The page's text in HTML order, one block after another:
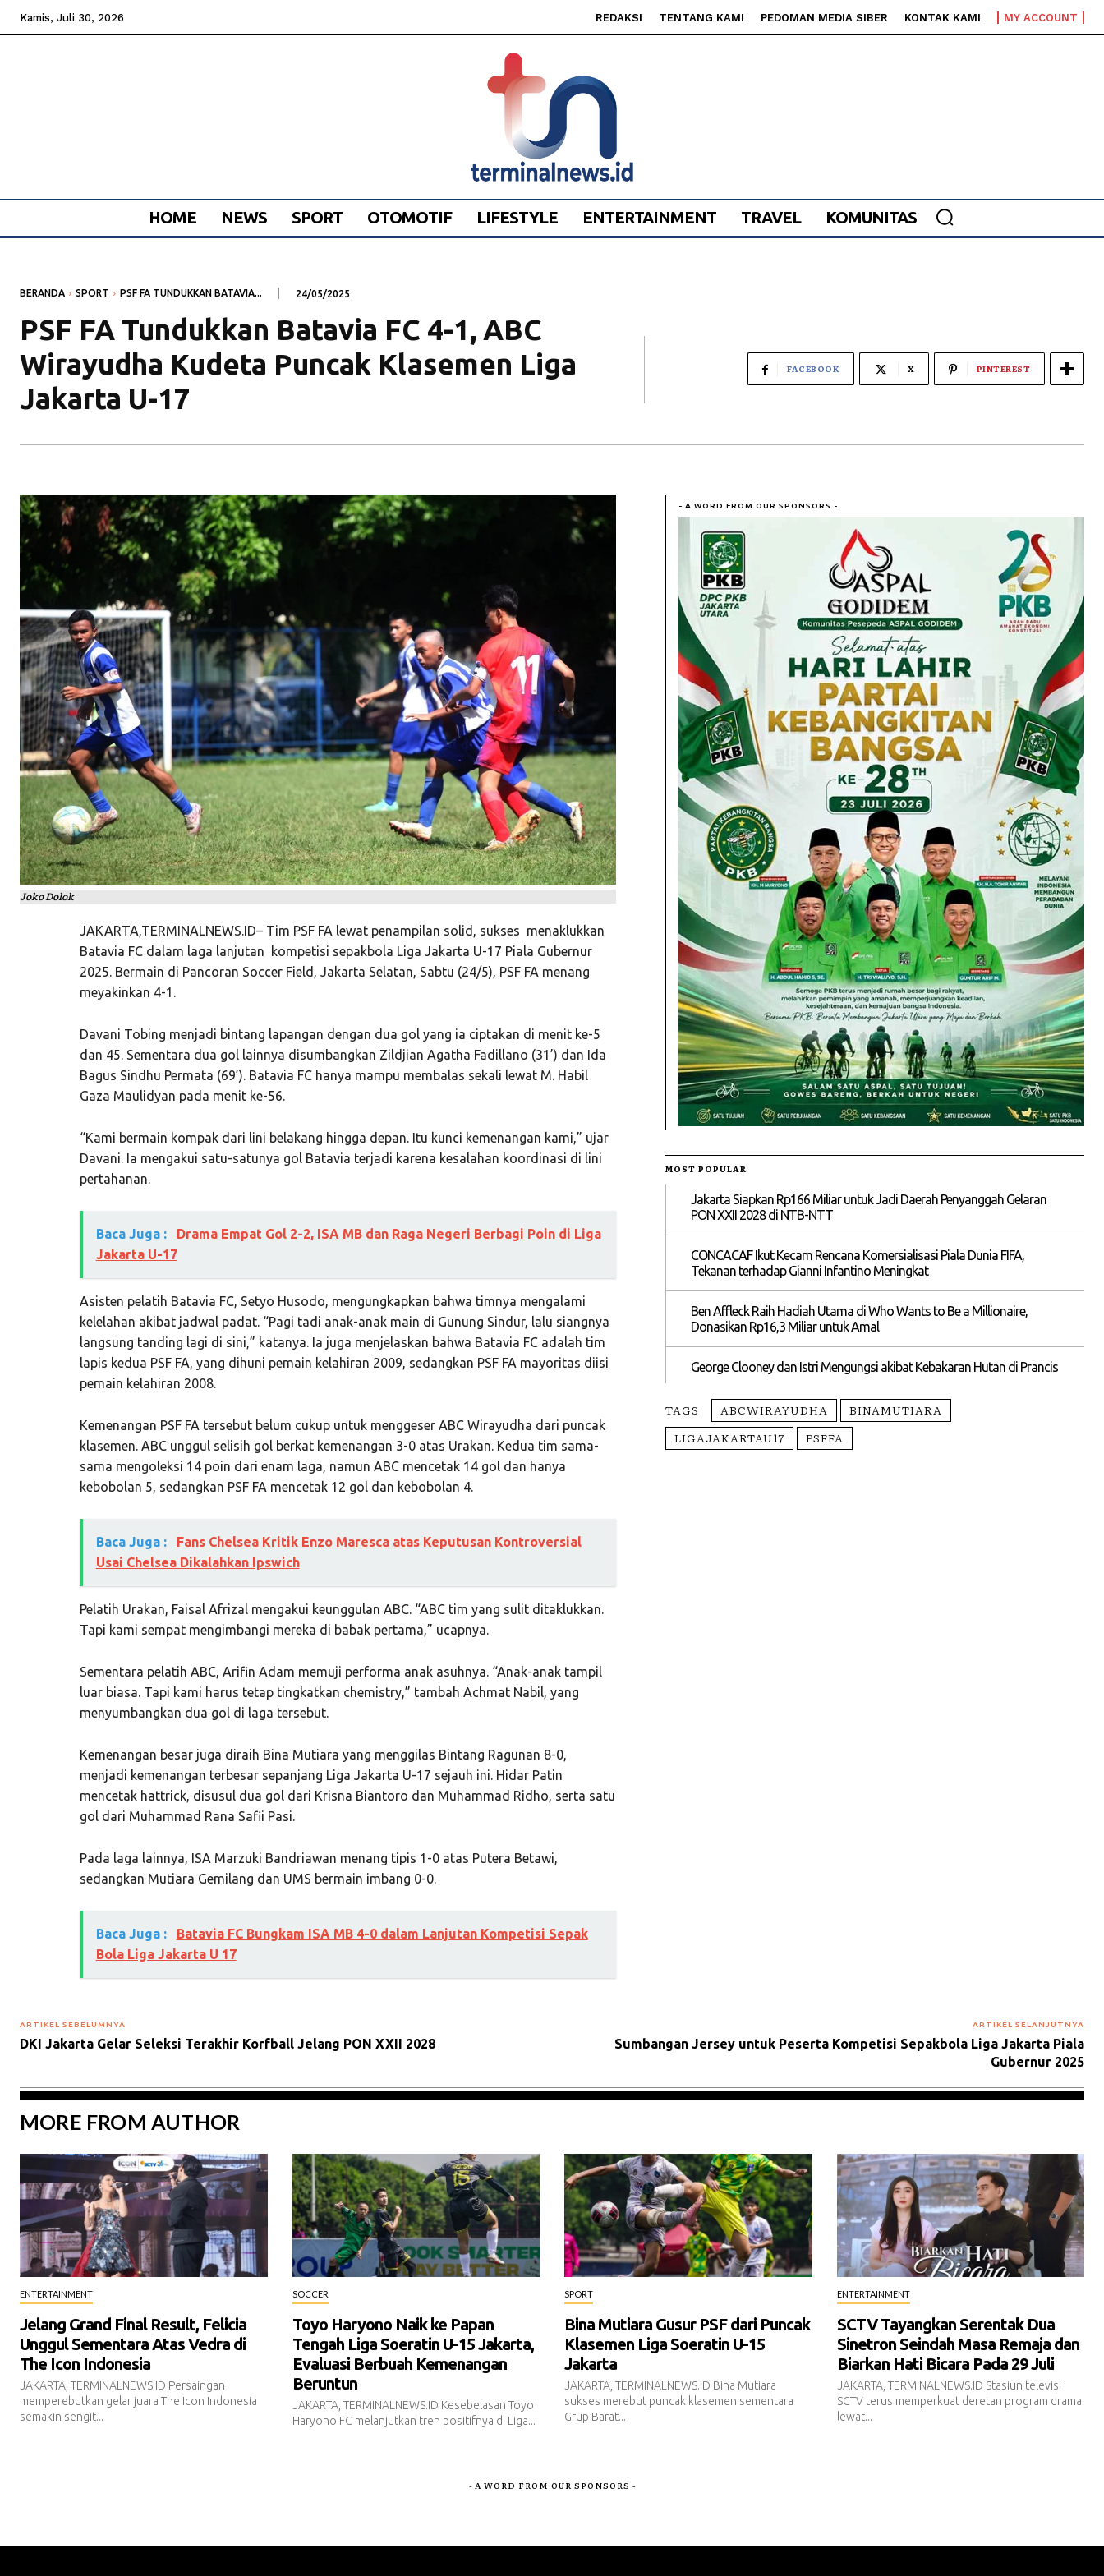
Kamis, Juli 30, 2026 REDAKSI TENTANG KAMI PEDOMAN MEDIA SIBER KONTAK KAMI MY ACCOUNT
HOME NEWS SPORT OTOMOTIF LIFESTYLE ENTERTAINMENT TRAVEL KOMUNITAS
BERANDA SPORT PSF FA TUNDUKKAN BATAVIA... 24/05/2025
PSF FA Tundukkan Batavia FC 4-1, ABC
Wirayudha Kudeta Puncak Klasemen Liga
Jakarta U-17
FACEBOOK X PINTEREST
Joko Dolok
JAKARTA,TERMINALNEWS.ID– Tim PSF FA lewat penampilan solid, sukses menaklukkan
Batavia FC dalam laga lanjutan kompetisi sepakbola Liga Jakarta U-17 Piala Gubernur
2025. Bermain di Pancoran Soccer Field, Jakarta Selatan, Sabtu (24/5), PSF FA menang
meyakinkan 4-1.
Davani Tobing menjadi bintang lapangan dengan dua gol yang ia ciptakan di menit ke-5
dan 45. Sementara dua gol lainnya disumbangkan Zildjian Agatha Fadillano (31’) dan Ida
Bagus Sindhu Permata (69’). Batavia FC hanya mampu membalas sekali lewat M. Habil
Gaza Maulidyan pada menit ke-56.
“Kami bermain kompak dari lini belakang hingga depan. Itu kunci kemenangan kami,” ujar
Davani. Ia mengakui satu-satunya gol Batavia terjadi karena kesalahan koordinasi di lini
pertahanan.
Baca Juga :
Drama Empat Gol 2-2, ISA MB dan Raga Negeri Berbagi Poin di Liga
Jakarta U-17
Asisten pelatih Batavia FC, Setyo Husodo, mengungkapkan bahwa timnya mengalami
kelelahan akibat jadwal padat. “Pagi tadi anak-anak main di Gunung Sindur, lalu siangnya
langsung tanding lagi di sini,” katanya. Ia juga menjelaskan bahwa Batavia FC adalah tim
lapis kedua PSF FA, yang dihuni pemain kelahiran 2009, sedangkan PSF FA mayoritas diisi
pemain kelahiran 2008.
Kemenangan PSF FA tersebut belum cukup untuk menggeser ABC Wirayudha dari puncak
klasemen. ABC unggul selisih gol berkat kemenangan 3-0 atas Urakan. Kedua tim sama-
sama mengoleksi 14 poin dari enam laga, namun ABC mencetak 14 gol dan hanya
kebobolan 5, sedangkan PSF FA mencetak 12 gol dan kebobolan 4.
Baca Juga :
Fans Chelsea Kritik Enzo Maresca atas Keputusan Kontroversial
Usai Chelsea Dikalahkan Ipswich
Pelatih Urakan, Faisal Afrizal mengakui keunggulan ABC. “ABC tim yang sulit ditaklukkan.
Tapi kami sempat mengimbangi mereka di babak pertama,” ucapnya.
Sementara pelatih ABC, Arifin Adam memuji performa anak asuhnya. “Anak-anak tampil
luar biasa. Tapi kami harus tetap tingkatkan chemistry,” tambah Achmat Nabil, yang
menyumbangkan dua gol di laga tersebut.
Kemenangan besar juga diraih Bina Mutiara yang menggilas Bintang Ragunan 8-0,
menjadi kemenangan terbesar sepanjang Liga Jakarta U-17 sejauh ini. Hidar Patin
mencetak hattrick, disusul dua gol dari Krisna Biantoro dan Muhammad Ridho, serta satu
gol dari Muhammad Rana Safii Pasi.
Pada laga lainnya, ISA Marzuki Bandriawan menang tipis 1-0 atas Putera Betawi,
sedangkan Mutiara Gemilang dan UMS bermain imbang 0-0.
Baca Juga :
Batavia FC Bungkam ISA MB 4-0 dalam Lanjutan Kompetisi Sepak
Bola Liga Jakarta U 17
- A WORD FROM OUR SPONSORS -
MOST POPULAR
Jakarta Siapkan Rp166 Miliar untuk Jadi Daerah Penyanggah Gelaran
PON XXII 2028 di NTB-NTT
CONCACAF Ikut Kecam Rencana Komersialisasi Piala Dunia FIFA,
Tekanan terhadap Gianni Infantino Meningkat
Ben Affleck Raih Hadiah Utama di Who Wants to Be a Millionaire,
Donasikan Rp16,3 Miliar untuk Amal
George Clooney dan Istri Mengungsi akibat Kebakaran Hutan di Prancis
TAGS ABCWIRAYUDHA
BINAMUTIARA
LIGAJAKARTAU17
PSFFA
ARTIKEL SEBELUMNYA
DKI Jakarta Gelar Seleksi Terakhir Korfball Jelang PON XXII 2028
ARTIKEL SELANJUTNYA
Sumbangan Jersey untuk Peserta Kompetisi Sepakbola Liga Jakarta Piala
Gubernur 2025
MORE FROM AUTHOR
ENTERTAINMENT
Jelang Grand Final Result, Felicia
Unggul Sementara Atas Vedra di
The Icon Indonesia
JAKARTA, TERMINALNEWS.ID Persaingan
memperebutkan gelar juara The Icon Indonesia
semakin sengit...
SOCCER
Toyo Haryono Naik ke Papan
Tengah Liga Soeratin U-15 Jakarta,
Evaluasi Berbuah Kemenangan
Beruntun
JAKARTA, TERMINALNEWS.ID Kesebelasan Toyo
Haryono FC melanjutkan tren positifnya di Liga...
SPORT
Bina Mutiara Gusur PSF dari Puncak
Klasemen Liga Soeratin U-15
Jakarta
JAKARTA, TERMINALNEWS.ID Bina Mutiara
sukses merebut puncak klasemen sementara
Grup Barat...
ENTERTAINMENT
SCTV Tayangkan Serentak Dua
Sinetron Seindah Masa Remaja dan
Biarkan Hati Bicara Pada 29 Juli
JAKARTA, TERMINALNEWS.ID Stasiun televisi
SCTV terus memperkuat deretan program drama
lewat...
- A WORD FROM OUR SPONSORS -